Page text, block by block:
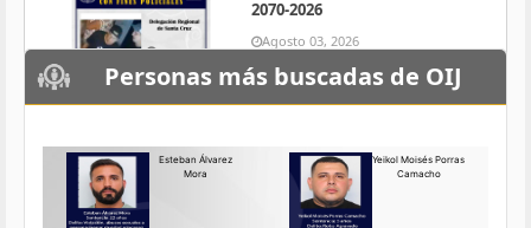
2070-2026
Agosto 03, 2026
Persona requerida
La Delegación Regional de Santa
Requerido OIJ Puntarenas:
2069-2026
Personas más buscadas de OIJ